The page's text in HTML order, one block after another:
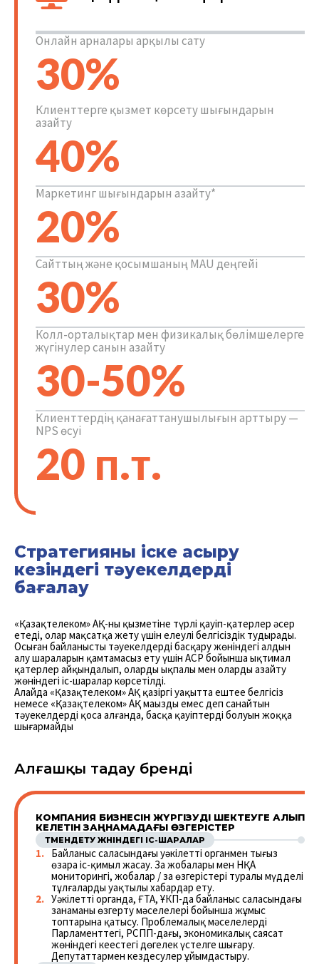
Онлайн арналары арқылы сату
30%
Клиенттерге қызмет көрсету шығындарын
азайту
40%
Маркетинг шығындарын азайту*
20%
Сайттың және қосымшаның MAU деңгейі
30%
Колл-орталықтар мен физикалық бөлімшелерге
жүгінулер санын азайту
30-50%
Клиенттердің қанағаттанушылығын арттыру —
NPS өсуі
20 п.т.
Стратегияны іске асыру
кезіндегі тәуекелдерді
бағалау
«Қазақтелеком» АҚ-ның қызметіне түрлі қауіп-қатерлер әсер
етеді, олар мақсатқа жету үшін елеулі белгісіздік тудырады.
Осыған байланысты тәуекелдерді басқару жөніндегі алдын
алу шараларын қамтамасыз ету үшін АСР бойынша ықтимал
қатерлер айқындалып, олардың ықпалы мен оларды азайту
жөніндегі іс-шаралар көрсетілді.
Алайда «Қазақтелеком» АҚ қазіргі уақытта ештеңе белгісіз
немесе «Қазақтелеком» АҚ маңызды емес деп санайтын
тәуекелдерді қоса алғанда, басқа қауіптердің болуын жоққа
шығармайды
Алғашқы таңдау бренді
КОМПАНИЯ БИЗНЕСІН ЖҮРГІЗУДІ ШЕКТЕУГЕ АЛЫП
КЕЛЕТІН ЗАҢНАМАДАҒЫ ӨЗГЕРІСТЕР
ТӨМЕНДЕТУ ЖӨНІНДЕГІ ІС-ШАРАЛАР
Байланыс саласындағы уәкілетті органмен тығыз
өзара іс-қимыл жасау. Заң жобалары мен НҚА
мониторингі, жобалар / заң өзгерістері туралы мүдделі
тұлғаларды уақтылы хабардар ету.
Уәкілетті органда, ҒТА, ҰКП-да байланыс саласындағы
заңнаманы өзгерту мәселелері бойынша жұмыс
топтарына қатысу. Проблемалық мәселелерді
Парламенттегі, РСПП-дағы, экономикалық саясат
жөніндегі кеңестегі дөңгелек үстелге шығару.
Депутаттармен кездесулер ұйымдастыру.